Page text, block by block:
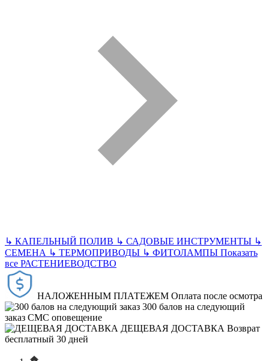
↳ КАПЕЛЬНЫЙ ПОЛИВ ↳ САДОВЫЕ ИНСТРУМЕНТЫ ↳
СЕМЕНА ↳ ТЕРМОПРИВОДЫ ↳ ФИТОЛАМПЫ Показать
все РАСТЕНИЕВОДСТВО
НАЛОЖЕННЫМ ПЛАТЕЖЕМ Оплата после осмотра
300 балов на следующий
заказ СМС оповещение
ДЕЩЕВАЯ ДОСТАВКА Возврат
бесплатный 30 дней